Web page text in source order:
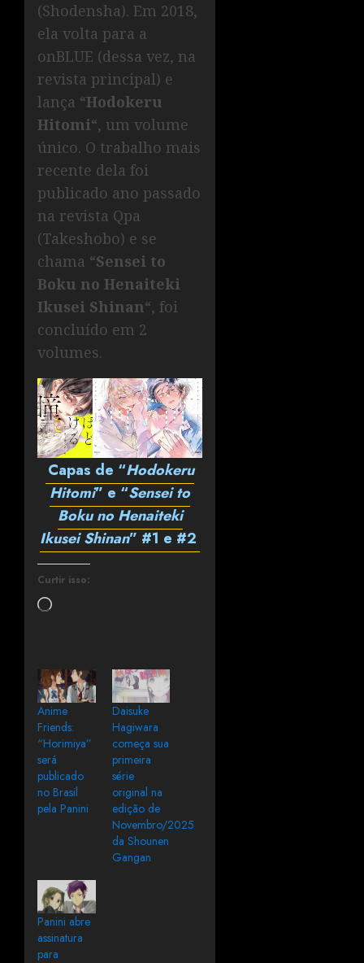
(Shodensha). Em 2018,
ela volta para a
onBLUE (dessa vez, na
revista principal) e
lança “Hodokeru
Hitomi“, um volume
único. O trabalho mais
recente dela foi
publicado ano passado
na revista Qpa
(Takeshobo) e se
chama “Sensei to
Boku no Henaiteki
Ikusei Shinan“, foi
concluído em 2
volumes.
Capas de “Hodokeru
Hitomi” e “Sensei to
Boku no Henaiteki
Ikusei Shinan” #1 e #2
Curtir isso:
Anime
Friends:
“Horimiya”
será
publicado
no Brasil
pela Panini
Daisuke
Hagiwara
começa sua
primeira
série
original na
edição de
Novembro/2025
da Shounen
Gangan
Panini abre
assinatura
para